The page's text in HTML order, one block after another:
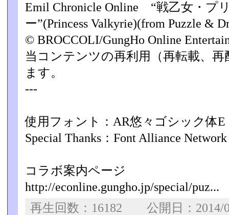
Emil Chronicle Online “戦乙女・プ
ー”(Princess Valkyrie)(from Puzzle &
© BROCCOLI/GungHo Online
当コンテンツの再利用（再転載、
ます。
---
使用フォント：AR悠々ゴシック体E
Special Thanks：Font Alliance Network
コラボ案内ページ
http://econline.gungho.jp/special/puz...
再生回数：16182 公開日：